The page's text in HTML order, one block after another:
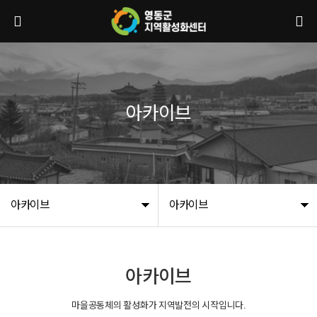
아카이브 아카이브
아카이브
아카이브
마을공동체의 활성화가 지역발전의 시작입니다.